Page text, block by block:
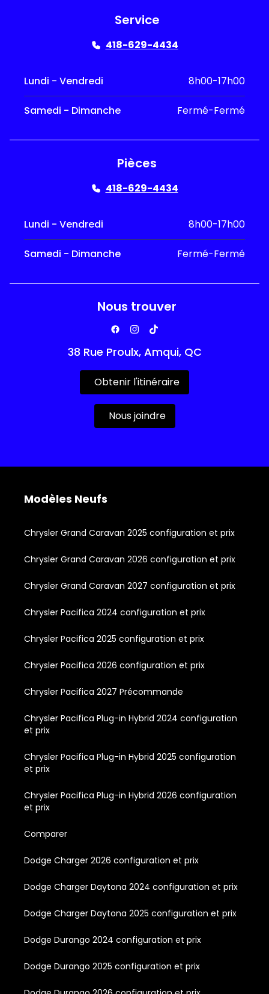
Service
418-629-4434
Lundi - Vendredi 8h00-17h00
Samedi - Dimanche Fermé-Fermé
Pièces
418-629-4434
Lundi - Vendredi 8h00-17h00
Samedi - Dimanche Fermé-Fermé
Nous trouver
38 Rue Proulx, Amqui, QC
Obtenir l'itinéraire
Nous joindre
Modèles Neufs
Chrysler Grand Caravan 2025 configuration et prix
Chrysler Grand Caravan 2026 configuration et prix
Chrysler Grand Caravan 2027 configuration et prix
Chrysler Pacifica 2024 configuration et prix
Chrysler Pacifica 2025 configuration et prix
Chrysler Pacifica 2026 configuration et prix
Chrysler Pacifica 2027 Précommande
Chrysler Pacifica Plug-in Hybrid 2024 configuration
et prix
Chrysler Pacifica Plug-in Hybrid 2025 configuration
et prix
Chrysler Pacifica Plug-in Hybrid 2026 configuration
et prix
Comparer
Dodge Charger 2026 configuration et prix
Dodge Charger Daytona 2024 configuration et prix
Dodge Charger Daytona 2025 configuration et prix
Dodge Durango 2024 configuration et prix
Dodge Durango 2025 configuration et prix